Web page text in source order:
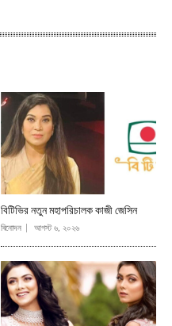
বিটিভির নতুন মহাপরিচালক কাজী জেসিন
বিনোদন আগস্ট ৬, ২০২৬